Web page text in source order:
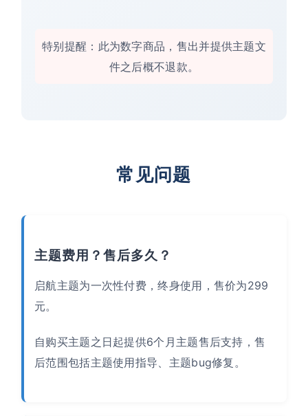
特别提醒：此为数字商品，售出并提供主题文
件之后概不退款。
常见问题
主题费用？售后多久？
启航主题为一次性付费，终身使用，售价为299
元。
自购买主题之日起提供6个月主题售后支持，售
后范围包括主题使用指导、主题bug修复。